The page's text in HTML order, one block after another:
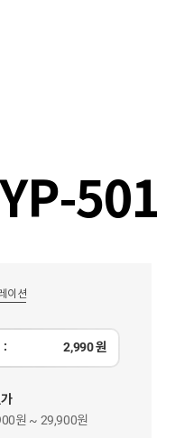
501
이션
: 2,990원
원 ~ 29,900원